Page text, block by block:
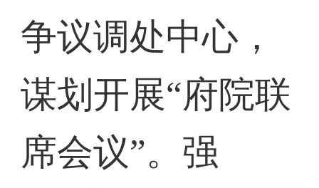
争议调处中心，
谋划开展“府院联
席会议”。强